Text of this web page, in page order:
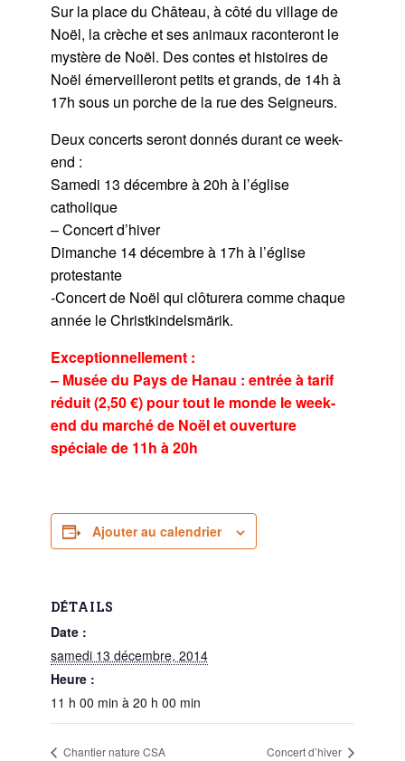
Sur la place du Château, à côté du village de
Noël, la crèche et ses animaux raconteront le
mystère de Noël. Des contes et histoires de
Noël émerveilleront petits et grands, de 14h à
17h sous un porche de la rue des Seigneurs.
Deux concerts seront donnés durant ce week-
end :
Samedi 13 décembre à 20h à l’église
catholique
– Concert d’hiver
Dimanche 14 décembre à 17h à l’église
protestante
-Concert de Noël qui clôturera comme chaque
année le Christkindelsmärik.
Exceptionnellement :
– Musée du Pays de Hanau : entrée à tarif
réduit (2,50 €) pour tout le monde le week-
end du marché de Noël et ouverture
spéciale de 11h à 20h
Ajouter au calendrier
DÉTAILS
Date :
samedi 13 décembre, 2014
Heure :
11 h 00 min à 20 h 00 min
Chantier nature CSA Concert d’hiver